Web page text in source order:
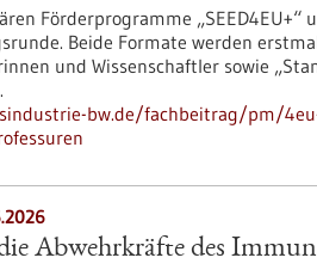
Förderprogramme „SEED4EU+“
Beide Formate werden
und Wissenschaftler sowie
bw.de/fachbeitrag/pm/
Abwehrkräfte des